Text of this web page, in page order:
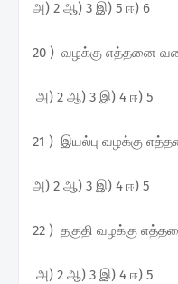
அ) 2 ஆ) 3 இ) 5 ஈ) 6
20 ) வழக்கு எத்தனை
அ) 2 ஆ) 3 இ) 4 ஈ) 5
21 ) இயல்பு வழக்கு
அ) 2 ஆ) 3 இ) 4 ஈ) 5
22 ) தகுதி வழக்கு
அ) 2 ஆ) 3 இ) 4 ஈ) 5